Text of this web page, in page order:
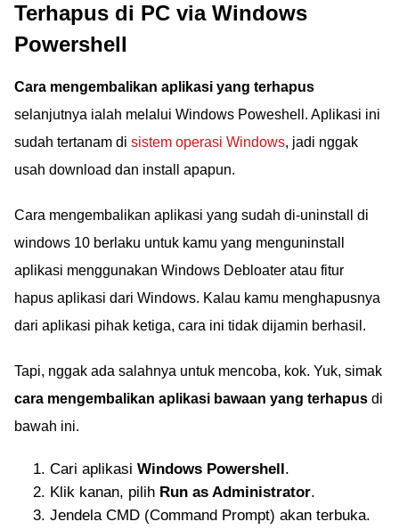
Terhapus di PC via Windows
Powershell
Cara mengembalikan aplikasi yang terhapus
selanjutnya ialah melalui Windows Poweshell. Aplikasi ini
sudah tertanam di sistem operasi Windows, jadi nggak
usah download dan install apapun.
Cara mengembalikan aplikasi yang sudah di-uninstall di
windows 10 berlaku untuk kamu yang menguninstall
aplikasi menggunakan Windows Debloater atau fitur
hapus aplikasi dari Windows. Kalau kamu menghapusnya
dari aplikasi pihak ketiga, cara ini tidak dijamin berhasil.
Tapi, nggak ada salahnya untuk mencoba, kok. Yuk, simak
cara mengembalikan aplikasi bawaan yang terhapus di
bawah ini.
Cari aplikasi Windows Powershell.
Klik kanan, pilih Run as Administrator.
Jendela CMD (Command Prompt) akan terbuka.